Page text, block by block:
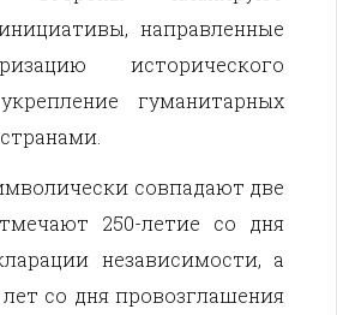
направленные
исторического
гуманитарных
совпадают две
250-летие со дня
независимости, а
со дня провозглашения